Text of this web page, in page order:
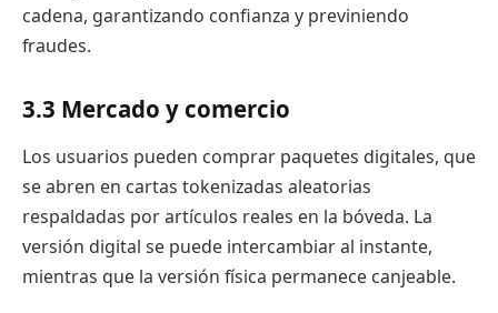
cadena, garantizando confianza y previniendo
fraudes.
3.3 Mercado y comercio
Los usuarios pueden comprar paquetes digitales, que
se abren en cartas tokenizadas aleatorias
respaldadas por artículos reales en la bóveda. La
versión digital se puede intercambiar al instante,
mientras que la versión física permanece canjeable.